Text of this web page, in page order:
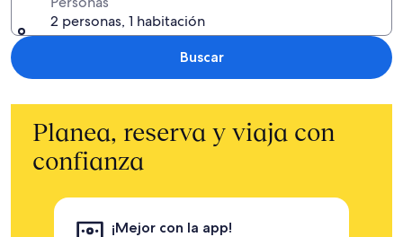
2 personas, 1 habitación
Buscar
Planea, reserva y viaja con
confianza
¡Mejor con la app!